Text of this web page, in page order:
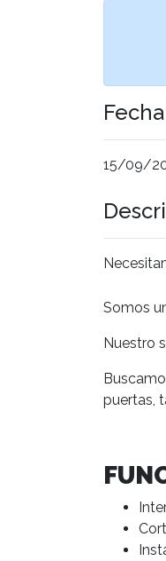
15/09/
Somos
Nuestro
puertas,